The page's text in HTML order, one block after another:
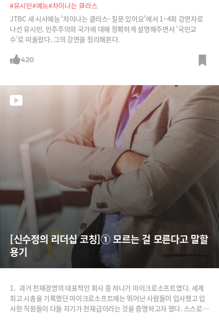
#유시민#예능#차이나는 클라스
JTBC 새 시사예능 '차이나는 클라스- 질문 있어요'에서 1~4회 강연자로
나선 유시민. 민주주의와 국가에 대해 정확하게 설명해주면서 ‘국민교
수'로 떠올랐다. 그의 강연을 정리해본다.
420
[신수정의 리더십 코칭]① 모르는 걸 모른다고 말할
용기
1. 과거 천재경영의 대표적인 회사 중 하나가 마이크로소프트였다. 세계
최고 시총을 기록했던 마이크로소프트에는 뛰어난 사람들이 입사했고 입
사한 직원들이 다들 자기가 천재급이라는 것을 증명하고자 했다. 스스로도